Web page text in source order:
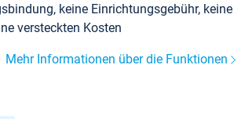
keine Einrichtungsgebühr, keine
versteckten Kosten
Mehr Informationen über die Funktionen